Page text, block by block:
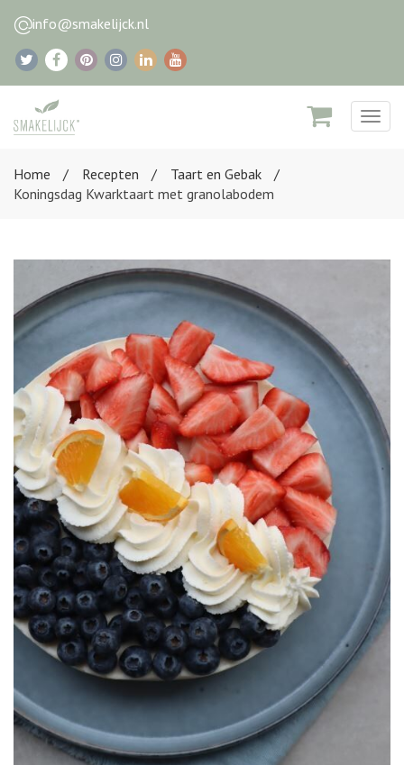
info@smakelijck.nl
Home
Recepten
Taart en Gebak
Koningsdag Kwarktaart met granolabodem